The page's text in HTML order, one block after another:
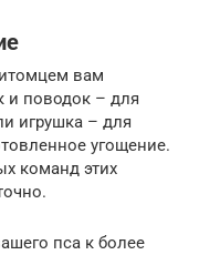
вам
и поводок – для
игрушка – для
угощение.
команд этих
пса к более